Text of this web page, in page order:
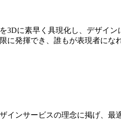
3Dに素早く具現化し、デザイ
発揮でき、誰もが表現者にな
インサービスの理念に掲げ、